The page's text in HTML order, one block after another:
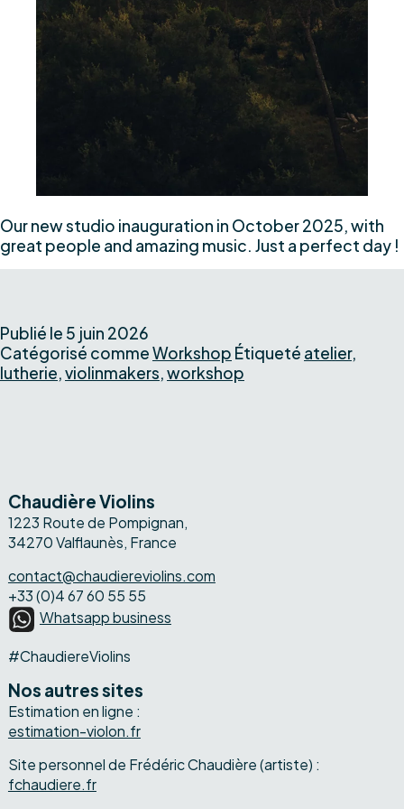
Our new studio inauguration in October 2025, with
great people and amazing music. Just a perfect day !
Publié le 5 juin 2026
Catégorisé commeWorkshop Étiqueté atelier,
lutherie,violinmakers,workshop
Chaudière Violins
1223 Route de Pompignan,
34270 Valflaunès, France
contact@chaudiereviolins.com
+33 (0)4 67 60 55 55
Whatsapp business
#ChaudiereViolins
Nos autres sites
Estimation en ligne :
estimation-violon.fr
Site personnel de Frédéric Chaudière (artiste) :
fchaudiere.fr